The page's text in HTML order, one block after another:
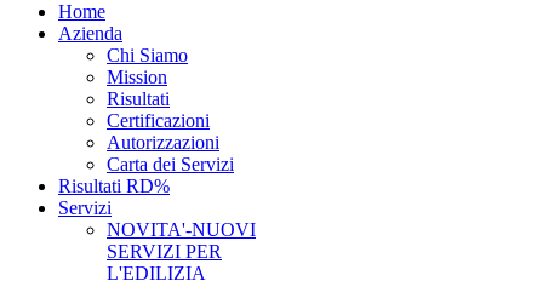
Home
Azienda
Chi Siamo
Mission
Risultati
Certificazioni
Autorizzazioni
Carta dei Servizi
Risultati RD%
Servizi
NOVITA'-NUOVI
SERVIZI PER
L'EDILIZIA